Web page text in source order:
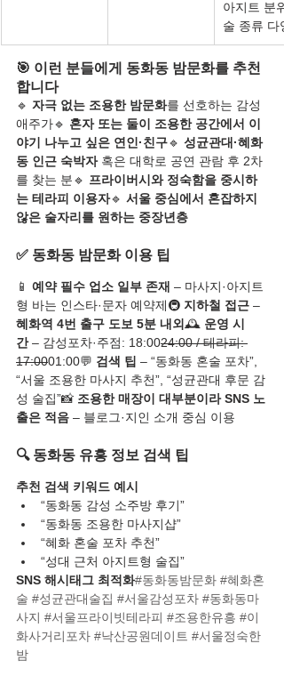
아지트 분
술 종류 다양
🎯 이런 분들에게 동화동 밤문화를 추천
합니다
🔹 자극 없는 조용한 밤문화를 선호하는 감성
애주가🔹 혼자 또는 둘이 조용한 공간에서 이
야기 나누고 싶은 연인·친구🔹 성균관대·혜화
동 인근 숙박자 혹은 대학로 공연 관람 후 2차
를 찾는 분🔹 프라이버시와 정숙함을 중시하
는 테라피 이용자🔹 서울 중심에서 혼잡하지
않은 술자리를 원하는 중장년층
✅ 동화동 밤문화 이용 팁
📱 예약 필수 업소 일부 존재 – 마사지·아지트
형 바는 인스타·문자 예약제🚇 지하철 접근 –
혜화역 4번 출구 도보 5분 내외 🕰️ 운영 시
간 – 감성포차·주점: 18:0024:00 / 테라피:
17:0001:00💬 검색 팁 – “동화동 혼술 포차”,
“서울 조용한 마사지 추천”, “성균관대 후문 감
성 술집”📸 조용한 매장이 대부분이라 SNS 노
출은 적음 – 블로그·지인 소개 중심 이용
🔍 동화동 유흥 정보 검색 팁
추천 검색 키워드 예시
“동화동 감성 소주방 후기”
“동화동 조용한 마사지샵”
“혜화 혼술 포차 추천”
“성대 근처 아지트형 술집”
SNS 해시태그 최적화#동화동밤문화 #혜화혼
술 #성균관대술집 #서울감성포차 #동화동마
사지 #서울프라이빗테라피 #조용한유흥 #이
화사거리포차 #낙산공원데이트 #서울정숙한
밤